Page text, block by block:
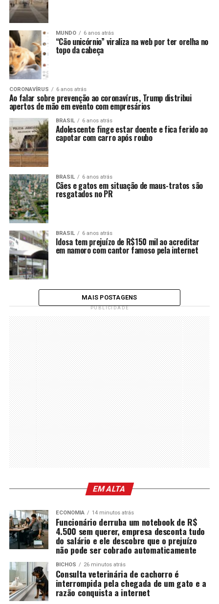
MUNDO 6 anos atrás
“Cão unicórnio” viraliza na web por ter orelha no
topo da cabeça
CORONAVÍRUS 6 anos atrás
Ao falar sobre prevenção ao coronavírus, Trump distribui
apertos de mão em evento com empresários
BRASIL 6 anos atrás
Adolescente finge estar doente e fica ferido ao
capotar com carro após roubo
BRASIL 6 anos atrás
Cães e gatos em situação de maus-tratos são
resgatados no PR
BRASIL 6 anos atrás
Idosa tem prejuízo de R$150 mil ao acreditar
em namoro com cantor famoso pela internet
MAIS POSTAGENS
PUBLICIDADE
EM ALTA
ECONOMIA 14 minutos atrás
Funcionário derruba um notebook de R$
4.500 sem querer, empresa desconta tudo
do salário e ele descobre que o prejuízo
não pode ser cobrado automaticamente
BICHOS 26 minutos atrás
Consulta veterinária de cachorro é
interrompida pela chegada de um gato e a
razão conquista a internet